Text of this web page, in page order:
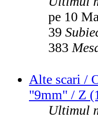
pe 10
39
383
Alte scari /
"9mm" / Z
Ultimul